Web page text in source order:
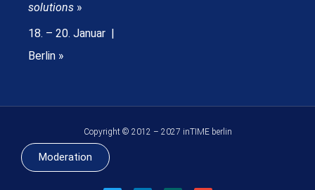
solutions »
18. – 20. Januar |
Berlin »
Copyright © 2012 – 2027 inTIME berlin
Moderation